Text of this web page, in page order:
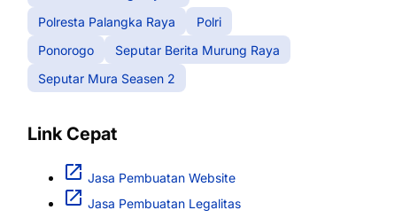
Polresta Palangka Raya
Polri
Ponorogo
Seputar Berita Murung Raya
Seputar Mura Seasen 2
Link Cepat
Jasa Pembuatan Website
Jasa Pembuatan Legalitas